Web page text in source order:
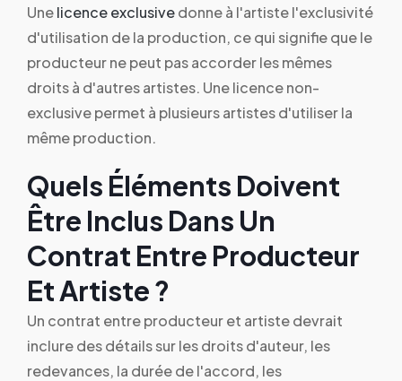
Unelicence exclusivedonne à l'artiste l'exclusivité
d'utilisation de la production, ce qui signifie que le
producteur ne peut pas accorder les mêmes
droits à d'autres artistes. Une licence non-
exclusive permet à plusieurs artistes d'utiliser la
même production.
Quels Éléments Doivent
Être Inclus Dans Un
Contrat Entre Producteur
Et Artiste ?
Un contrat entre producteur et artiste devrait
inclure des détails sur les droits d'auteur, les
redevances, la durée de l'accord, les